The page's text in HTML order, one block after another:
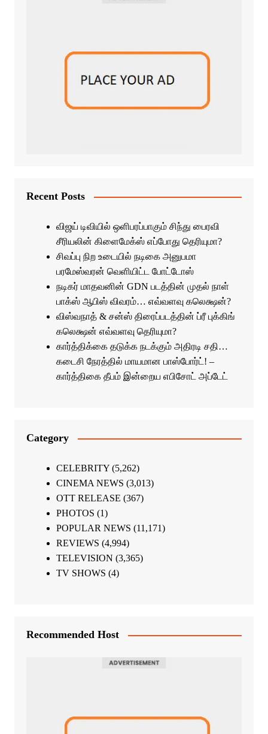
Recent Posts
விஜய் டிவியில் ஒளிபரப்பாகும் சிந்து பைரவி
சீரியலின் கிளைமேக்ஸ் எப்போது தெரியுமா?
சிவப்பு நிற உடையில் நடிகை அனுபமா
பரமேஸ்வரன் வெளியிட்ட போட்டோஸ்
நடிகர் மாதவனின் GDN படத்தின் முதல் நாள்
பாக்ஸ் ஆபிஸ் விவரம்… எவ்வளவு கலெக்ஷன்?
விஸ்வநாத் & சன்ஸ் திரைப்படத்தின் ப்ரீ புக்கிங்
கலெக்ஷன் எவ்வளவு தெரியுமா?
கார்த்திக்கை தடுக்க நடக்கும் அதிரடி சதி…
கடைசி நேரத்தில் மாயமான பாஸ்போர்ட்! –
கார்த்திகை தீபம் இன்றைய எபிசோட் அப்டேட்
Category
CELEBRITY(5,262)
CINEMA NEWS (3,013)
OTT RELEASE (367)
PHOTOS (1)
POPULAR NEWS (11,171)
REVIEWS (4,994)
TELEVISION (3,365)
TV SHOWS (4)
Recommended Host